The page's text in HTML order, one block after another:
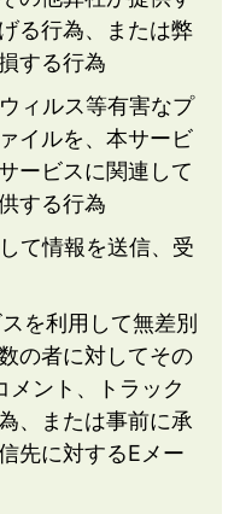
る行為、または弊
する行為
ィルス等有害なプ
イルを、本サービ
ービスに関連して
する行為
て情報を送信、受
を利用して無差別
の者に対してその
メント、トラック
、または事前に承
先に対するEメー